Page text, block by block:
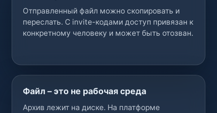
Отправленный файл можно скопировать и
переслать. С invite-кодами доступ привязан к
конкретному человеку и может быть отозван.
Файл – это не рабочая среда
Архив лежит на диске. На платформе